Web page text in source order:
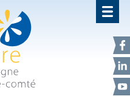
Alterre Bourgogne Franche-